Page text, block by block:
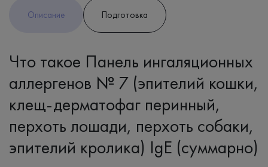
Описание Подготовка
Что такое Панель ингаляционных
аллергенов № 7 (эпителий кошки,
клещ-дерматофаг перинный,
перхоть лошади, перхоть собаки,
эпителий кролика) IgE (суммарно)